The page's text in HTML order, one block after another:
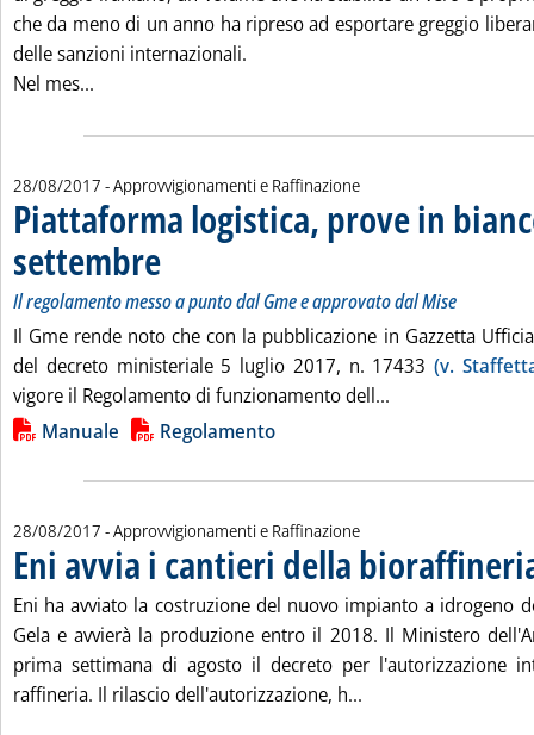
che da meno di un anno ha ripreso ad esportare greggio
delle sanzioni internazionali.
Nel mes...
28/08/2017 - Approvvigionamenti e Raffinazione
Piattaforma logistica, prove in
settembre . Sottotitolo: Il regolamento messo a punto dal Gme e approvato
. Pubblicata lunedì 28 agosto 2017 alle 16.21.
Il regolamento messo a punto dal Gme e approvato dal Mise
Il Gme rende noto che con la pubblicazione in Gazzetta
del decreto ministeriale 5 luglio 2017, n. 17433(v.
vigore il Regolamento di funzionamento dell...
Lista allegati PDF alla notizia
Manuale Regolamento
28/08/2017 - Approvvigionamenti e Raffinazione
Eni avvia i cantieri della
Eni ha avviato la costruzione del nuovo impianto a idrogeno
Gela e avvierà la produzione entro il 2018. Il Ministero
prima settimana di agosto il decreto per l'autorizzazione
raffineria. Il rilascio dell'autorizzazione, h...